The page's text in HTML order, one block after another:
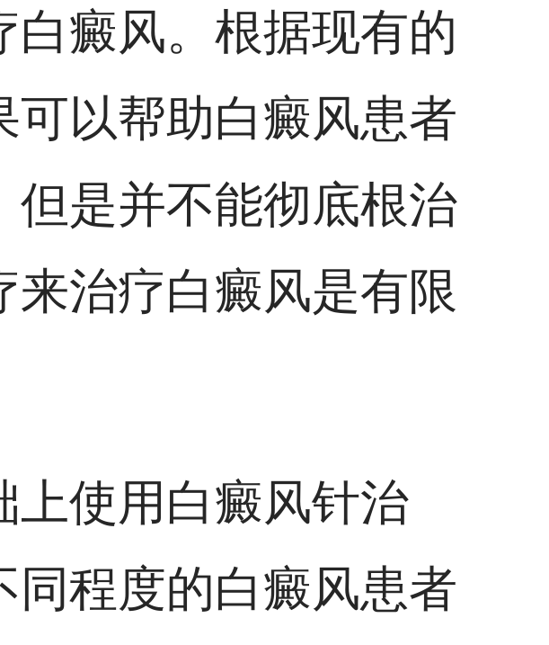
癜风。根据现有的
可以帮助白癜风患者
是并不能彻底根治
治疗白癜风是有限
上使用白癜风针治
程度的白癜风患者